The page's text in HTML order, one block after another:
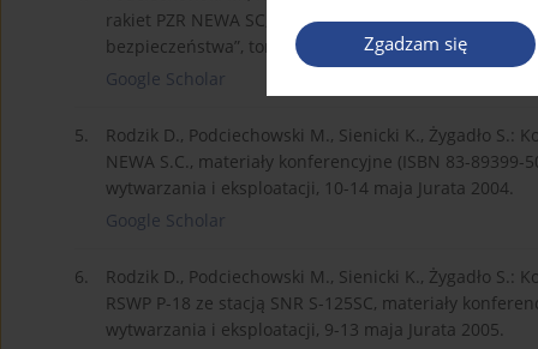
Zgadzam się
rakiet PZR NEWA SC, praca zbiorowa pod redakcją
bezpieczeństwa”, tom I, Warszawa 2008.
Google Scholar
5.
Rodzik D., Podciechowski M., Sienicki K., Żygadło S.:
NEWA S.C., materiały konferencyjne (ISBN 83-
wytwarzania i eksploatacji, 10-14 maja Jurata 2004.
Google Scholar
6.
Rodzik D., Podciechowski M., Sienicki K., Żygadło
RSWP P-18 ze stacją SNR S-125SC, materiały
wytwarzania i eksploatacji, 9-13 maja Jurata 2005.